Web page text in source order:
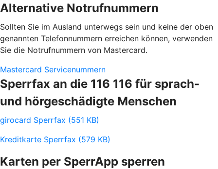
Alternative Notrufnummern
Sollten Sie im Ausland unterwegs sein und keine der oben
genannten Telefonnummern erreichen können, verwenden
Sie die Notrufnummern von Mastercard.
Mastercard Servicenummern
Sperrfax an die 116 116 für sprach-
und hörgeschädigte Menschen
girocard Sperrfax (551 KB)
Kreditkarte Sperrfax (579 KB)
Karten per SperrApp sperren